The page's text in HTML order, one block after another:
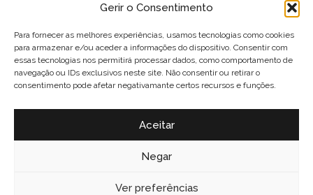
Gerir o Consentimento
Para fornecer as melhores experiências, usamos tecnologias como cookies
para armazenar e/ou aceder a informações do dispositivo. Consentir com
essas tecnologias nos permitirá processar dados, como comportamento de
navegação ou IDs exclusivos neste site. Não consentir ou retirar o
consentimento pode afetar negativamante certos recursos e funções.
Aceitar
Negar
Ver preferências
PORTUGAL
(Chamada para a
nacional)
+351 274 094
097
(Chamada para a
rede fixa nacional)
geral@dibare.com
SOCIAIS
Avisos legais
Política de Privacidade
Livro de reclamações
Política de Cookies (UE)
2025, Dibare, Wedding Dresses